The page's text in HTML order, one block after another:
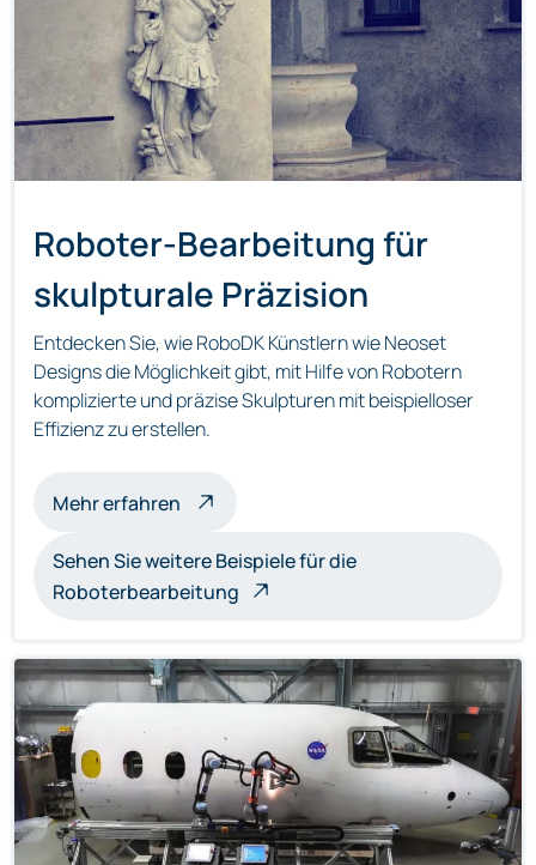
Roboter-Bearbeitung für
skulpturale Präzision
Entdecken Sie, wie RoboDK Künstlern wie Neoset
Designs die Möglichkeit gibt, mit Hilfe von Robotern
komplizierte und präzise Skulpturen mit beispielloser
Effizienz zu erstellen.
Mehr erfahren über roboterbearbeitete Skulpturen
Sehen Sie weitere Beispiele für die
Roboterbearbeitung